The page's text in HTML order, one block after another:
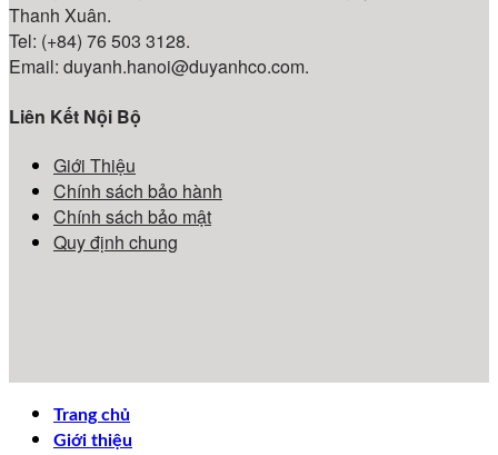
Thanh Xuân.
Tel: (+84) 76 503 3128.
Email: duyanh.hanoi@duyanhco.com.
Liên Kết Nội Bộ
Giới Thiệu
Chính sách bảo hành
Chính sách bảo mật
Quy định chung
Trang chủ
Giới thiệu